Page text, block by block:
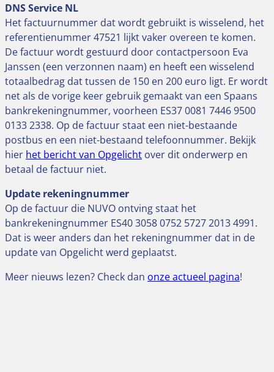
DNS Service NL
Het factuurnummer dat wordt gebruikt is wisselend, het
referentienummer 47521 lijkt vaker overeen te komen.
De factuur wordt gestuurd door contactpersoon Eva
Janssen (een verzonnen naam) en heeft een wisselend
totaalbedrag dat tussen de 150 en 200 euro ligt. Er wordt
net als de vorige keer gebruik gemaakt van een Spaans
bankrekeningnummer, voorheen ES37 0081 7446 9500
0133 2338. Op de factuur staat een niet-bestaande
postbus en een niet-bestaand telefoonnummer. Bekijk
hier het bericht van Opgelicht over dit onderwerp en
betaal de factuur niet.
Update rekeningnummer
Op de factuur die NUVO ontving staat het
bankrekeningnummer ES40 3058 0752 5727 2013 4991.
Dat is weer anders dan het rekeningnummer dat in de
update van Opgelicht werd geplaatst.
Meer nieuws lezen? Check dan onze actueel pagina!